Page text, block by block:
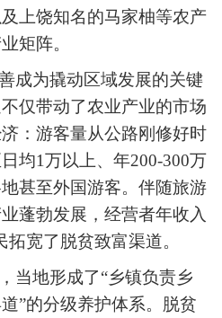
上饶知名的马家柚等农产
矩阵。
成为撬动区域发展的关键
仅带动了农业产业的市场
：游客量从公路刚修好时
均1万以上、年200-300万
甚至外国游客。伴随旅游
蓬勃发展，经营者年收入
宽了脱贫致富渠道。
当地形成了“乡镇负责乡
”的分级养护体系。脱贫